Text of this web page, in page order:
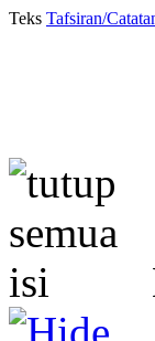
Teks Tafsiran/